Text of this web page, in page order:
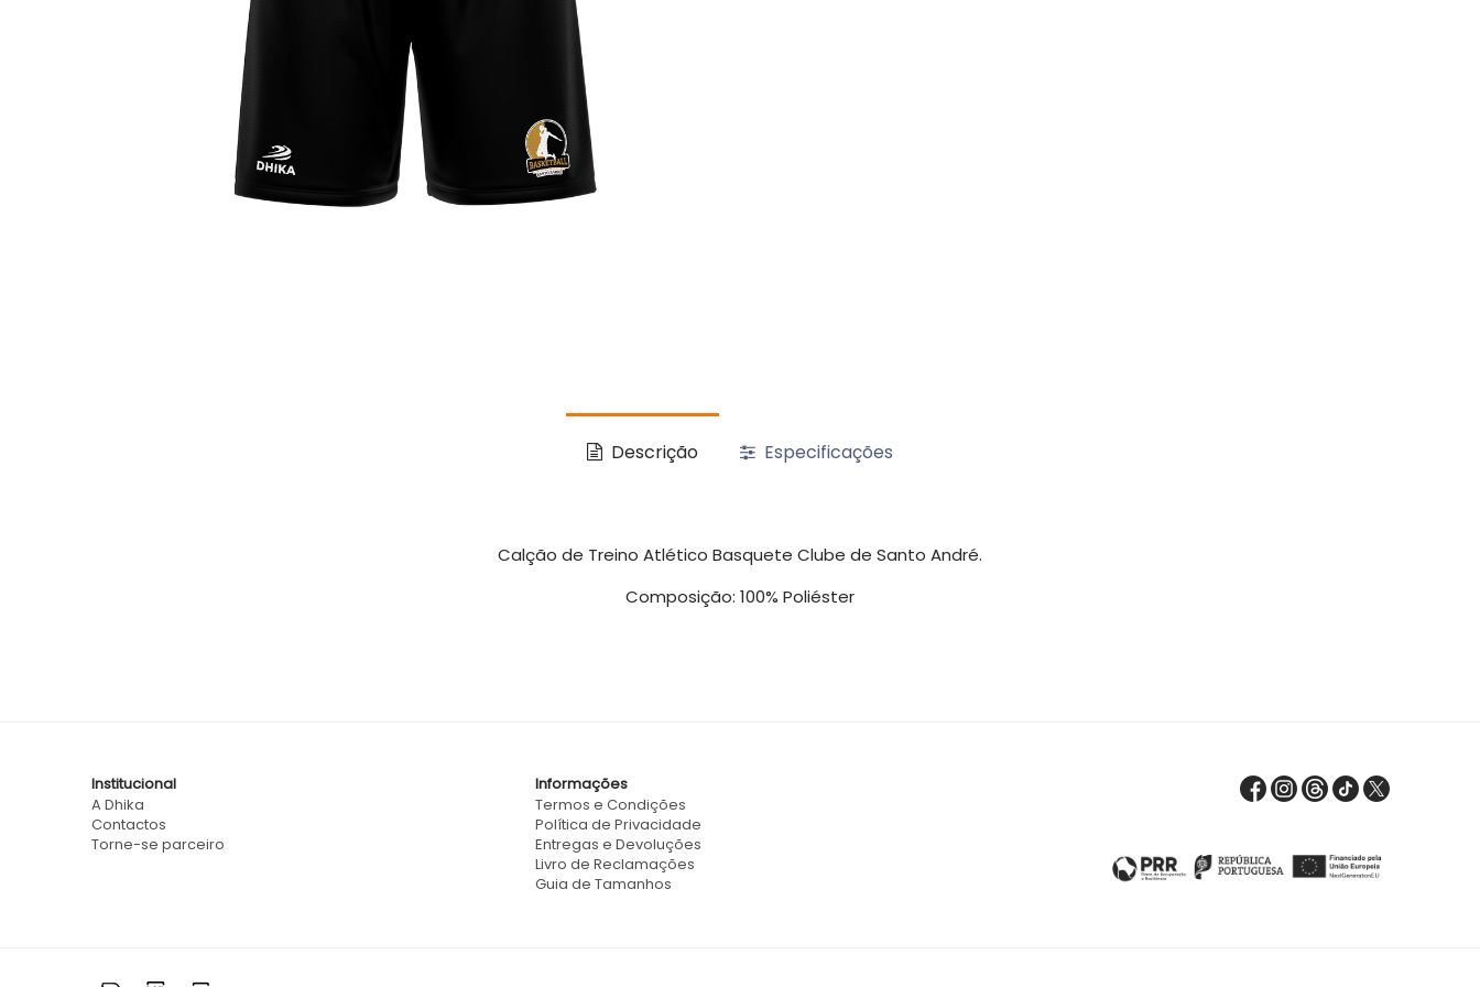
Descrição Especificações
Calção de Treino Atlético Basquete Clube de Santo André.
Composição: 100% Poliéster
Institucional
A Dhika
Contactos
Torne-se parceiro
Informações
Termos e Condições
Política de Privacidade
Entregas e Devoluções
Livro de Reclamações
Guia de Tamanhos